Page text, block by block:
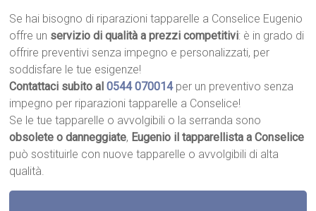
Se hai bisogno di riparazioni tapparelle a Conselice Eugenio
offre un servizio di qualità a prezzi competitivi: è in grado di
offrire preventivi senza impegno e personalizzati, per
soddisfare le tue esigenze!
Contattaci subito al0544 070014 per un preventivo senza
impegno per riparazioni tapparelle a Conselice!
Se le tue tapparelle o avvolgibili o la serranda sono
obsolete o danneggiate, Eugenio il tapparellista a Conselice
può sostituirle con nuove tapparelle o avvolgibili di alta
qualità.